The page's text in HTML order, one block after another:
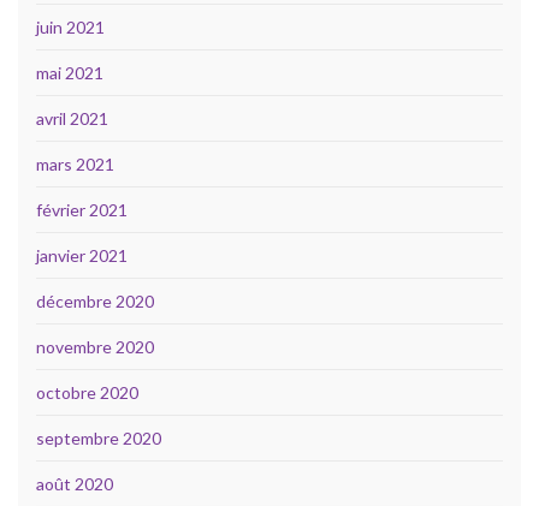
juin 2021
mai 2021
avril 2021
mars 2021
février 2021
janvier 2021
décembre 2020
novembre 2020
octobre 2020
septembre 2020
août 2020